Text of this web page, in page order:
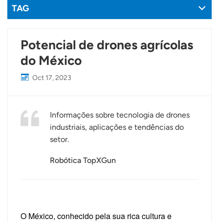
TAG
Potencial de drones agrícolas
do México
Oct 17, 2023
Informações sobre tecnologia de drones
industriais, aplicações e tendências do
setor.
Robótica TopXGun
O México, conhecido pela sua rica cultura e